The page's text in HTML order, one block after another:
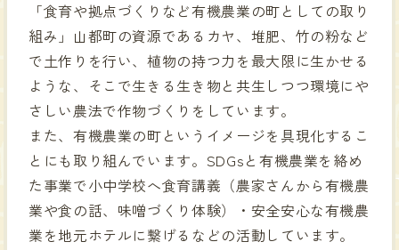
「食育や拠点づくりなど有機農業の町としての取り
組み」山都町の資源であるカヤ、堆肥、竹の粉など
で土作りを行い、植物の持つ力を最大限に生かせる
ような、そこで生きる生き物と共生しつつ環境にや
さしい農法で作物づくりをしています。
また、有機農業の町というイメージを具現化するこ
とにも取り組んでいます。SDGsと有機農業を絡め
た事業で小中学校へ食育講義（農家さんから有機農
業や食の話、味噌づくり体験）・安全安心な有機農
業を地元ホテルに繋げるなどの活動しています。